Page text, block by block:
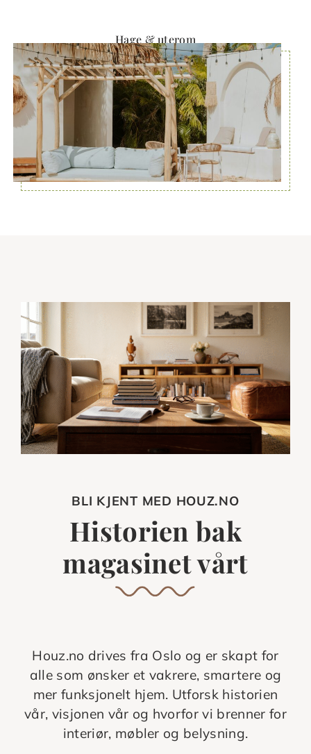
Hage & uterom
BLI KJENT MED HOUZ.NO
Historien bak
magasinet vårt
Houz.no drives fra Oslo og er skapt for
alle som ønsker et vakrere, smartere og
mer funksjonelt hjem. Utforsk historien
vår, visjonen vår og hvorfor vi brenner for
interiør, møbler og belysning.